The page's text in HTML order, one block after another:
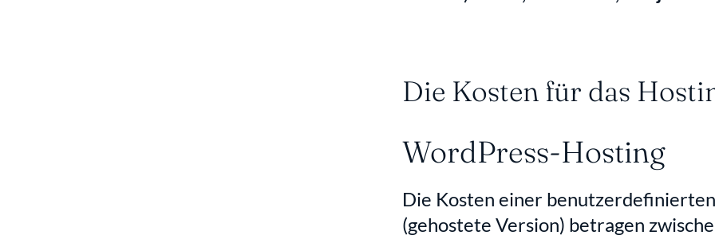
Die Kosten für das
WordPress-Hosting
Die Kosten einer
(gehostete Version) betragen